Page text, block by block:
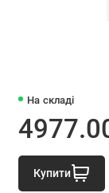
На складі
Купити